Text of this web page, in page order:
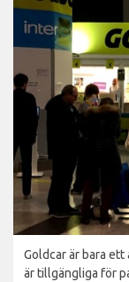
Goldcar är bara
är tillgängliga för